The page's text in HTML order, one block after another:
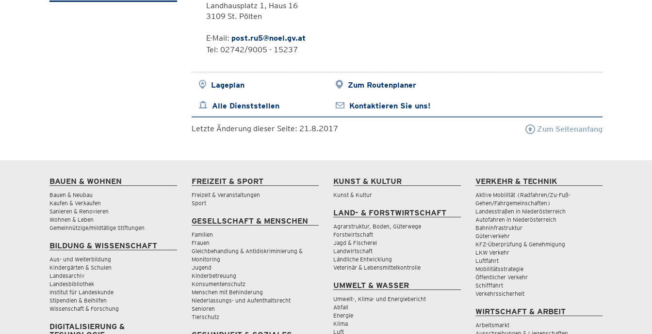
Landhausplatz 1, Haus 16
3109 St. Pölten
E-Mail: post.ru5@noel.gv.at
Tel: 02742/9005 - 15237
Lageplan Zum Routenplaner
Alle Dienststellen Kontaktieren Sie uns!
Letzte Änderung dieser Seite: 21.8.2017 Zum Seitenanfang
BAUEN & WOHNEN
Bauen & Neubau
Kaufen & Verkaufen
Sanieren & Renovieren
Wohnen & Leben
Gemeinnützige/mildtätige Stiftungen
BILDUNG & WISSENSCHAFT
Aus- und Weiterbildung
Kindergärten & Schulen
Landesarchiv
Landesbibliothek
Institut für Landeskunde
Stipendien & Beihilfen
Wissenschaft & Forschung
DIGITALISIERUNG &
FREIZEIT & SPORT
Freizeit & Veranstaltungen
Sport
GESELLSCHAFT & MENSCHEN
Familien
Frauen
Gleichbehandlung & Antidiskriminierung &
Monitoring
Jugend
Kinderbetreuung
Konsumentenschutz
Menschen mit Behinderung
Niederlassungs- und Aufenthaltsrecht
Senioren
Tierschutz
KUNST & KULTUR
Kunst & Kultur
LAND- & FORSTWIRTSCHAFT
Agrarstruktur, Boden, Güterwege
Forstwirtschaft
Jagd & Fischerei
Landwirtschaft
Ländliche Entwicklung
Veterinär & Lebensmittelkontrolle
UMWELT & WASSER
Umwelt-, Klima- und Energiebericht
Abfall
Energie
Klima
Luft
VERKEHR & TECHNIK
Aktive Mobilität (Radfahren/Zu-Fuß-
Gehen/Fahrgemeinschaften)
Landesstraßen in Niederösterreich
Autofahren in Niederösterreich
Bahninfrastruktur
Güterverkehr
KFZ-Überprüfung & Genehmigung
LKW Verkehr
Luftfahrt
Mobilitätsstrategie
Öffentlicher Verkehr
Schifffahrt
Verkehrssicherheit
WIRTSCHAFT & ARBEIT
Arbeitsmarkt